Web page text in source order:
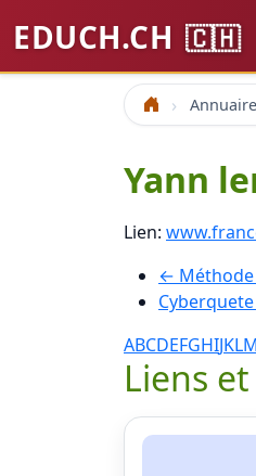
EDUCH.CH 🇨🇭
Accueil Annuaire
Yann
Lien:
←
ABCDEFGHIJKLM
Liens